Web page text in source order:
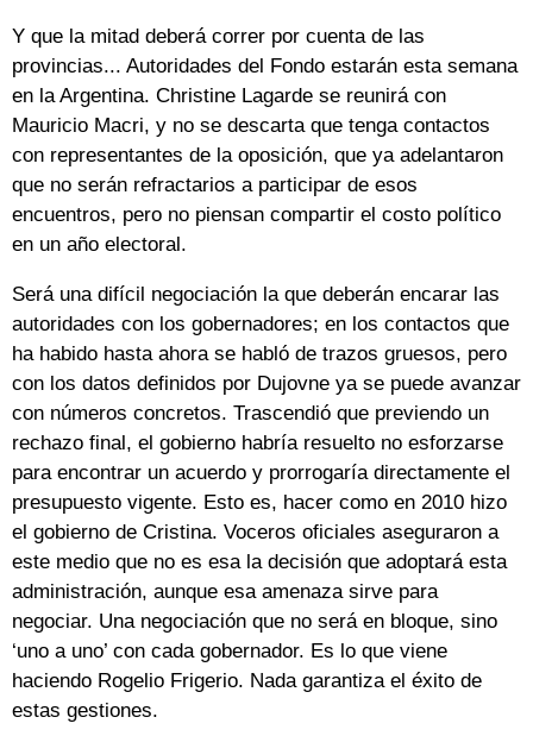
Y que la mitad deberá correr por cuenta de las
provincias... Autoridades del Fondo estarán esta semana
en la Argentina. Christine Lagarde se reunirá con
Mauricio Macri, y no se descarta que tenga contactos
con representantes de la oposición, que ya adelantaron
que no serán refractarios a participar de esos
encuentros, pero no piensan compartir el costo político
en un año electoral.
Será una difícil negociación la que deberán encarar las
autoridades con los gobernadores; en los contactos que
ha habido hasta ahora se habló de trazos gruesos, pero
con los datos definidos por Dujovne ya se puede avanzar
con números concretos. Trascendió que previendo un
rechazo final, el gobierno habría resuelto no esforzarse
para encontrar un acuerdo y prorrogaría directamente el
presupuesto vigente. Esto es, hacer como en 2010 hizo
el gobierno de Cristina. Voceros oficiales aseguraron a
este medio que no es esa la decisión que adoptará esta
administración, aunque esa amenaza sirve para
negociar. Una negociación que no será en bloque, sino
‘uno a uno’ con cada gobernador. Es lo que viene
haciendo Rogelio Frigerio. Nada garantiza el éxito de
estas gestiones.